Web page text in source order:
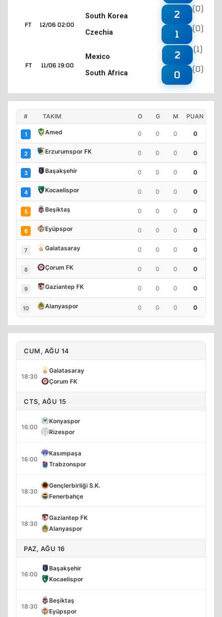
12/06 02:00
FT
South Korea
Czechia
2
(0)
1
(0)
11/06 19:00
FT
Mexico
South Africa
2
(1)
0
(0)
# TAKIM O G M PUAN
1 Amed 0 0 0 0
2 Erzurumspor FK 0 0 0 0
3 Başakşehir 0 0 0 0
4 Kocaelispor 0 0 0 0
5 Beşiktaş 0 0 0 0
6 Eyüpspor 0 0 0 0
7 Galatasaray 0 0 0 0
8 Çorum FK 0 0 0 0
9 Gaziantep FK 0 0 0 0
10 Alanyaspor 0 0 0 0
CUM, AĞU 14
18:30
Galatasaray
Çorum FK
CTS, AĞU 15
16:00
Konyaspor
Rizespor
16:00
Kasımpaşa
Trabzonspor
18:30
Gençlerbirliği S.K.
Fenerbahçe
18:30
Gaziantep FK
Alanyaspor
PAZ, AĞU 16
16:00
Başakşehir
Kocaelispor
18:30
Beşiktaş
Eyüpspor